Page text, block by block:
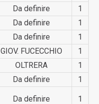
Da definire
1
Da definire
1
Da definire
1
GIOV. FUCECCHIO
1
OLTRERA
1
Da definire 1
Da definire 1